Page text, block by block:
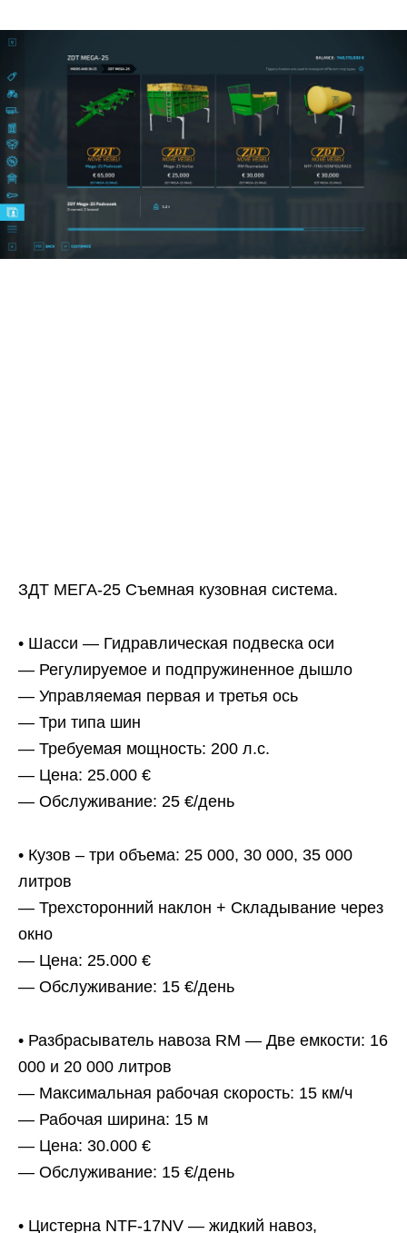
ЗДТ МЕГА-25 Съемная кузовная система.
• Шасси — Гидравлическая подвеска оси
— Регулируемое и подпружиненное дышло
— Управляемая первая и третья ось
— Три типа шин
— Требуемая мощность: 200 л.с.
— Цена: 25.000 €
— Обслуживание: 25 €/день
• Кузов – три объема: 25 000, 30 000, 35 000
литров
— Трехсторонний наклон + Складывание через
окно
— Цена: 25.000 €
— Обслуживание: 15 €/день
• Разбрасыватель навоза RM — Две емкости: 16
000 и 20 000 литров
— Максимальная рабочая скорость: 15 км/ч
— Рабочая ширина: 15 м
— Цена: 30.000 €
— Обслуживание: 15 €/день
• Цистерна NTF-17NV — жидкий навоз,